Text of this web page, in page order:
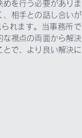
を行う必要がありま
、相手との話し合いが
れます。当事務所で
な視点の両面から解決
で、より良い解決に